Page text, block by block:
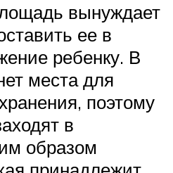
вынуждает
ее в
ребенку. В
места для
поэтому
в
образом